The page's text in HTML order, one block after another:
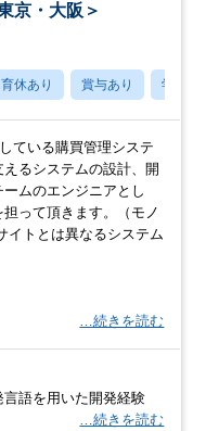
京・大阪＞
休あり 賞与あり 学歴不
ている購買管理システ
るシステムの設計、開
ムのエンジニアとし
って頂きます。（モノ
イトとは異なるシステム
…続きを読む
言語を用いた開発経験
…続きを読む